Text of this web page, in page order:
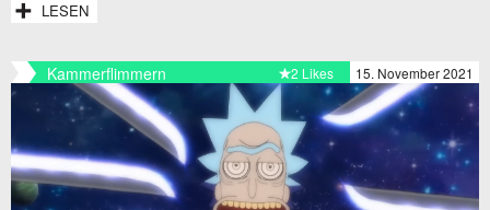
LESEN
Kammerflimmern 15. November 2021
2 Likes